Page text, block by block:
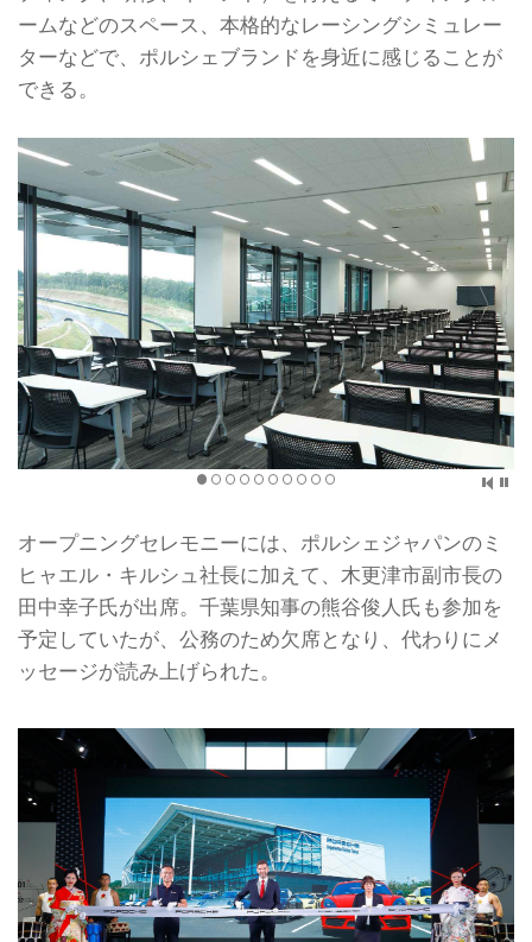
ームなどのスペース、本格的なレーシングシミュレー
ターなどで、ポルシェブランドを身近に感じることが
できる。
オープニングセレモニーには、ポルシェジャパンのミ
ヒャエル・キルシュ社長に加えて、木更津市副市長の
田中幸子氏が出席。千葉県知事の熊谷俊人氏も参加を
予定していたが、公務のため欠席となり、代わりにメ
ッセージが読み上げられた。